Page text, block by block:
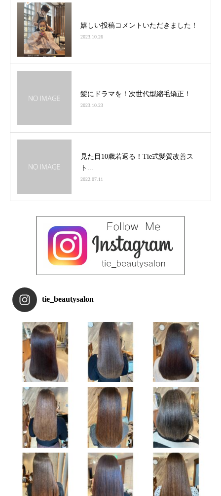
嬉しい投稿コメントいただきました！
2023.10.26
髪にドラマを！次世代型縮毛矯正！
2023.10.23
見た目10歳若返る！Tie式髪質改善ス
ト...
2022.07.11
tie_beautysalon